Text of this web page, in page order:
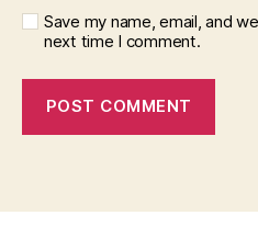
Save my name, email, and
next time I comment.